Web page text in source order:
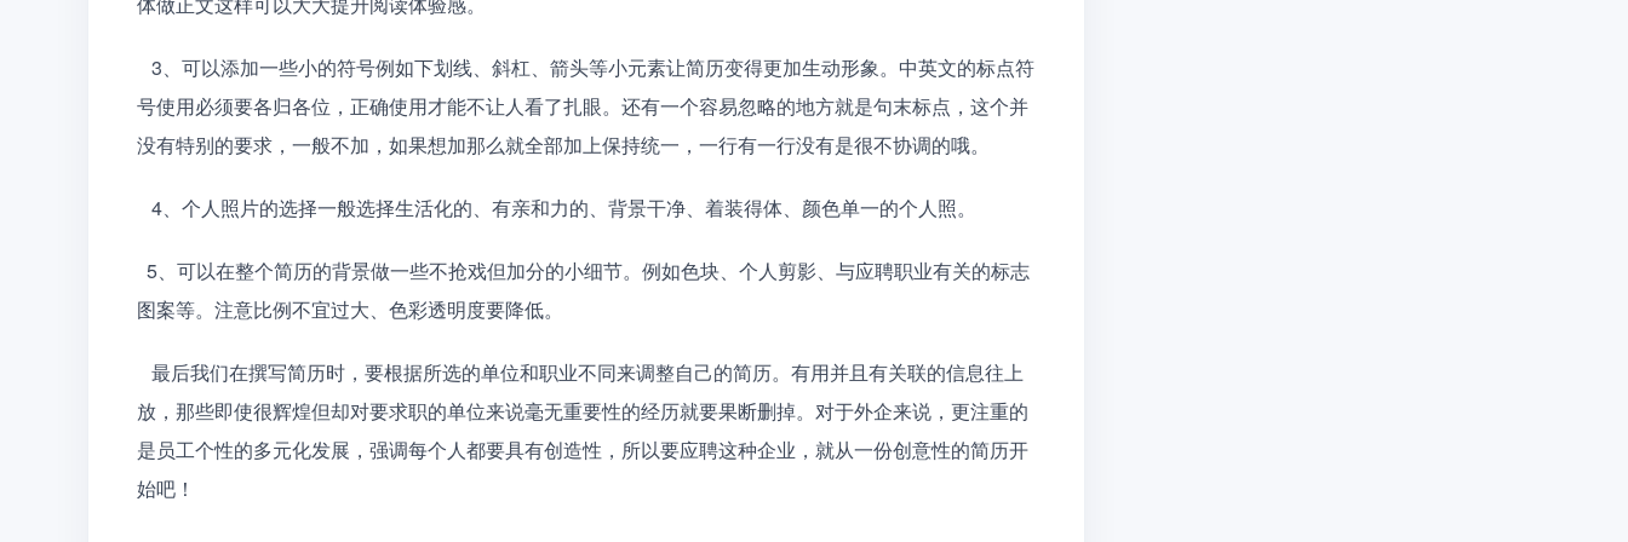
号使用必须要各归各位，正确使用才能不让人看了扎眼。还有一个容易忽略的地方就是句末标点，这个并
没有特别的要求，一般不加，如果想加那么就全部加上保持统一，一行有一行没有是很不协调的哦。
   4、个人照片的选择一般选择生活化的、有亲和力的、背景干净、着装得体、颜色单一的个人照。
图案等。注意比例不宜过大、色彩透明度要降低。
放，那些即使很辉煌但却对要求职的单位来说毫无重要性的经历就要果断删掉。对于外企来说，更注重的
是员工个性的多元化发展，强调每个人都要具有创造性，所以要应聘这种企业，就从一份创意性的简历开
始吧！